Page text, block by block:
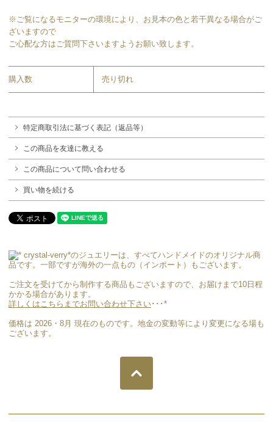
※ご覧になるモニターの環境により、お見本の色と若干異なる場合がご
ざいますので
ご心配な方はご質問下さいますようお願い致します。
購入数 売り切れ
特定商取引法に基づく表記（返品等）
この商品を友達に教える
この商品について問い合わせる
買い物を続ける
crystal-verry*のジュエリーは、すべてハンドメイドのオリジナル商
品です。一部ですが海外の一点もの（インポート）もございます。
ご注文を受けてから制作する商品もございますので、お届けまで10日程
かかる場合があります。
詳しくはこちらまでお問い合わせ下さい･･･*
価格は 2026・8月 現在のものです。地金の変動等により変更になる場も
ございます。